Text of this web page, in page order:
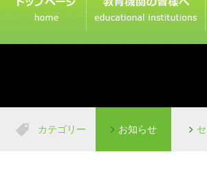
カテゴリー お知らせ